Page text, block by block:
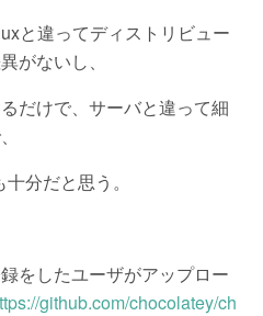
と違ってディストリビュー
がないし、
だけで、サーバと違って細
分だと思う。
をしたユーザがアップロー
github.com/chocolatey/ch